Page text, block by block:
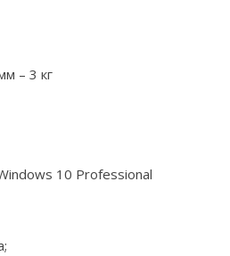
– 3 кг
10 Professional